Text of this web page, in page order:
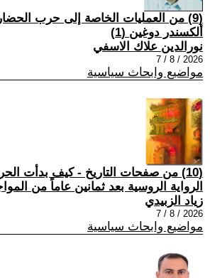
(9) من العمليات الخاصة إلى حرب
ألكسندر دوغين (1)
نورالدين علاك الاسفي
2026 / 8 / 7
مواضيع وابحاث سياسية
(10) من صفحات التاريخ - كيف بدأت
الرواية الروسية بعد ثمانين عاماً من
زياد الزبيدي
2026 / 8 / 7
مواضيع وابحاث سياسية